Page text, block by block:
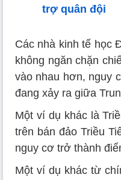
trợ quân đội
Các nhà kinh tế học
không ngăn chặn
vào nhau hơn, nguy
đang xảy ra giữa
Một ví dụ khác là
trên bán đảo Triều
nguy cơ trở thành
Một ví dụ khác từ